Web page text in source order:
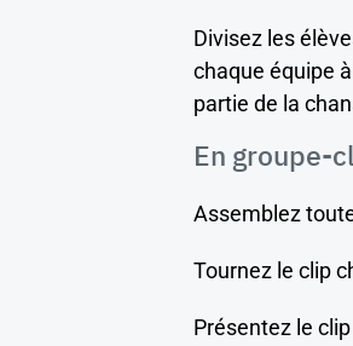
Divisez les
chaque équipe
partie de la
En groupe-
Assemblez
Tournez le clip
Présentez le